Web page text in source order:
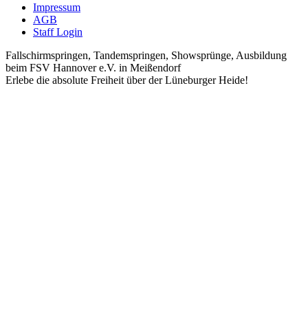
Impressum
AGB
Staff Login
Fallschirmspringen, Tandemspringen, Showsprünge, Ausbildung
beim FSV Hannover e.V. in Meißendorf
Erlebe die absolute Freiheit über der Lüneburger Heide!